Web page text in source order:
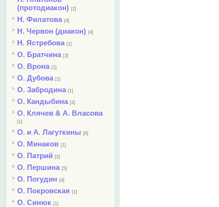
(протодиакон) [2]
Н. Филатова [4]
Н. Червон (диакон) [4]
Н. Ястребова [1]
О. Братчина [3]
О. Врона [1]
О. Дубова [1]
О. Забродина [1]
О. Кандыбина [2]
О. Клячев & А. Власова
[1]
О. и А. Лагуткины [6]
О. Минаков [1]
О. Патрий [2]
О. Першина [5]
О. Погудин [4]
О. Покровская [1]
О. Синюк [1]